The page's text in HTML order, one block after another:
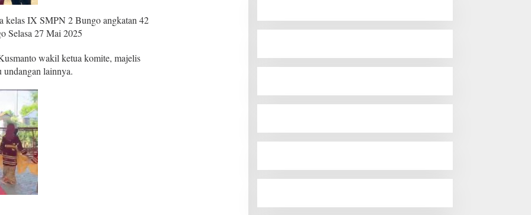
kelas IX SMPN 2 Bungo angkatan 42
Selasa 27 Mai 2025
wakil ketua komite, majelis
undangan lainnya.